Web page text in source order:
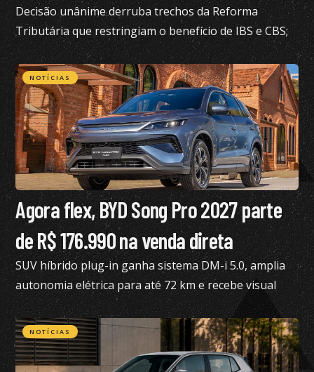
Decisão unânime derruba trechos da Reforma
Tributária que restringiam o benefício de IBS e CBS;
confira todos os detalhes
NOTÍCIAS
Agora flex, BYD Song Pro 2027 parte
de R$ 176.990 na venda direta
SUV híbrido plug-in ganha sistema DM-i 5.0, amplia
autonomia elétrica para até 72 km e recebe visual
renovado
NOTÍCIAS